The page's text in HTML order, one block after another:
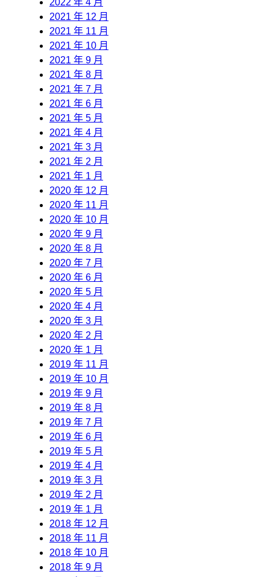
2021 年 12 月
2021 年 11 月
2021 年 10 月
2021 年 9 月
2021 年 8 月
2021 年 7 月
2021 年 6 月
2021 年 5 月
2021 年 4 月
2021 年 3 月
2021 年 2 月
2021 年 1 月
2020 年 12 月
2020 年 11 月
2020 年 10 月
2020 年 9 月
2020 年 8 月
2020 年 7 月
2020 年 6 月
2020 年 5 月
2020 年 4 月
2020 年 3 月
2020 年 2 月
2020 年 1 月
2019 年 11 月
2019 年 10 月
2019 年 9 月
2019 年 8 月
2019 年 7 月
2019 年 6 月
2019 年 5 月
2019 年 4 月
2019 年 3 月
2019 年 2 月
2019 年 1 月
2018 年 12 月
2018 年 11 月
2018 年 10 月
2018 年 9 月